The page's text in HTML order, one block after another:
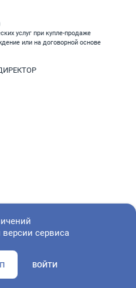
услуг при купле-продаже
или на договорной основе
сервиса
ВОЙТИ